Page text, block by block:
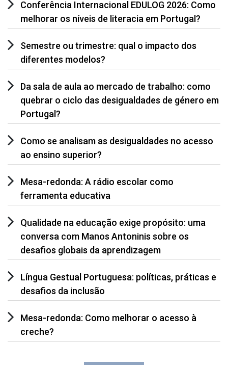
Conferência Internacional EDULOG 2026: Como
melhorar os níveis de literacia em Portugal?
Semestre ou trimestre: qual o impacto dos
diferentes modelos?
Da sala de aula ao mercado de trabalho: como
quebrar o ciclo das desigualdades de género em
Portugal?
Como se analisam as desigualdades no acesso
ao ensino superior?
Mesa-redonda: A rádio escolar como
ferramenta educativa
Qualidade na educação exige propósito: uma
conversa com Manos Antoninis sobre os
desafios globais da aprendizagem
Língua Gestual Portuguesa: políticas, práticas e
desafios da inclusão
Mesa-redonda: Como melhorar o acesso à
creche?